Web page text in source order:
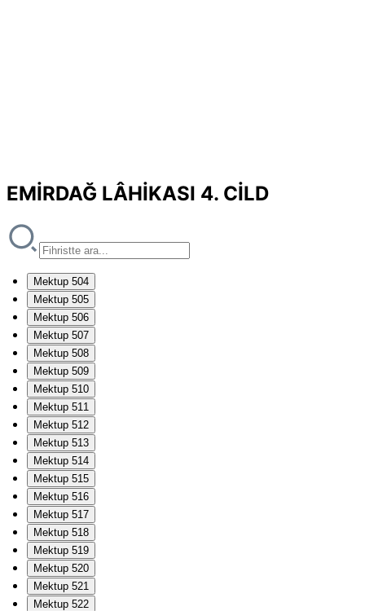
EMİRDAĞ LÂHİKASI 4. CİLD
Mektup 504
Mektup 505
Mektup 506
Mektup 507
Mektup 508
Mektup 509
Mektup 510
Mektup 511
Mektup 512
Mektup 513
Mektup 514
Mektup 515
Mektup 516
Mektup 517
Mektup 518
Mektup 519
Mektup 520
Mektup 521
Mektup 522